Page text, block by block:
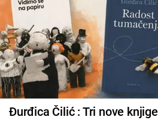
Đurđica Čilić : Tri nove knjige